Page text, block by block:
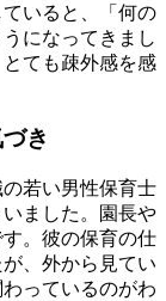
いると、「何の
になってきまし
ても疎外感を感
き
若い男性保育士
ました。園長や
。彼の保育の仕
、外から見てい
っているのがわ